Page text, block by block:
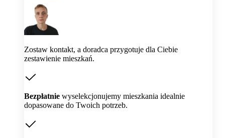
Zostaw kontakt, a doradca przygotuje dla Ciebie
zestawienie mieszkań.
Bezpłatnie wyselekcjonujemy mieszkania idealnie
dopasowane do Twoich potrzeb.